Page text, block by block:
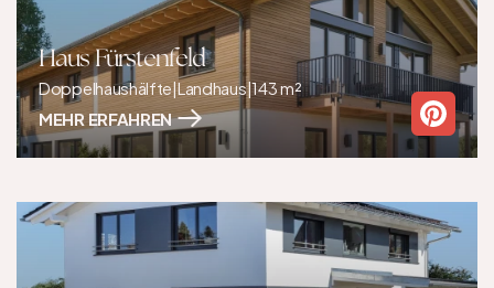
Haus Fürstenfeld
Doppelhaushälfte|Landhaus|143 m²
MEHR ERFAHREN